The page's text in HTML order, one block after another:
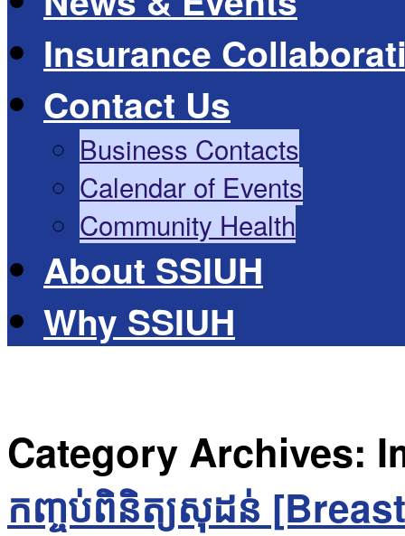
Insurance
Contact Us
Business Contacts
Calendar of Events
Community Health
About SSIUH
Why SSIUH
Category Archives:
កញ្ចប់ពិនិត្យសុដន់